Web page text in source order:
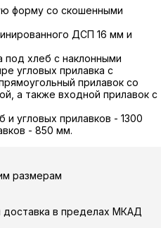
форму со скошенными
ДСП 16 мм и
под хлеб с наклонными
угловых прилавка с
прилавок со
а также входной прилавок с
и угловых прилавков - 1300
- 850 мм.
размерам
доставка в пределах МКАД